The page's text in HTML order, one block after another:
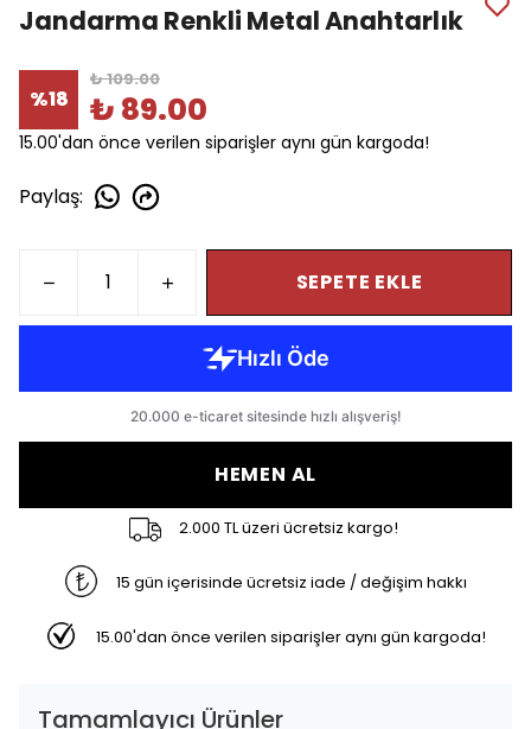
Jandarma Renkli Metal Anahtarlık
%18
₺ 109.00
₺ 89.00
15.00'dan önce verilen siparişler aynı gün kargoda!
Paylaş:
SEPETE EKLE
HEMEN AL
2.000 TL üzeri ücretsiz kargo!
15 gün içerisinde ücretsiz iade / değişim hakkı
15.00'dan önce verilen siparişler aynı gün kargoda!
Tamamlayıcı Ürünler